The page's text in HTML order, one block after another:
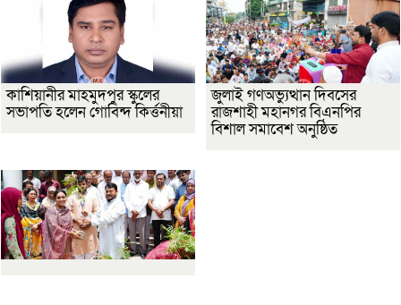
কাশিয়ানীর মাহমুদপুর স্কুলের
সভাপতি হলেন গোবিন্দ কির্ত্তনীয়া
জুলাই গণঅভ্যুত্থান দিবসের
রাজশাহী মহানগর বিএনপির
বিশাল সমাবেশ অনুষ্ঠিত